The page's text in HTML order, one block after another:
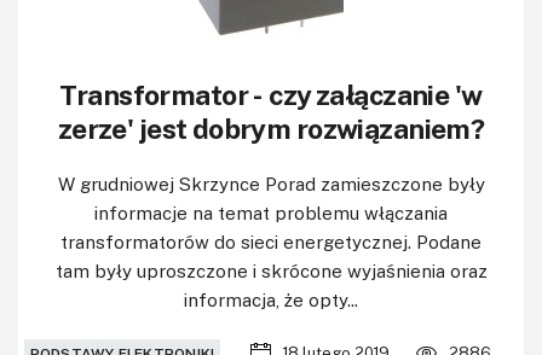
Transformator - czy załączanie 'w
zerze' jest dobrym rozwiązaniem?
W grudniowej Skrzynce Porad zamieszczone były
informacje na temat problemu włączania
transformatorów do sieci energetycznej. Podane
tam były uproszczone i skrócone wyjaśnienia oraz
informacja, że opty...